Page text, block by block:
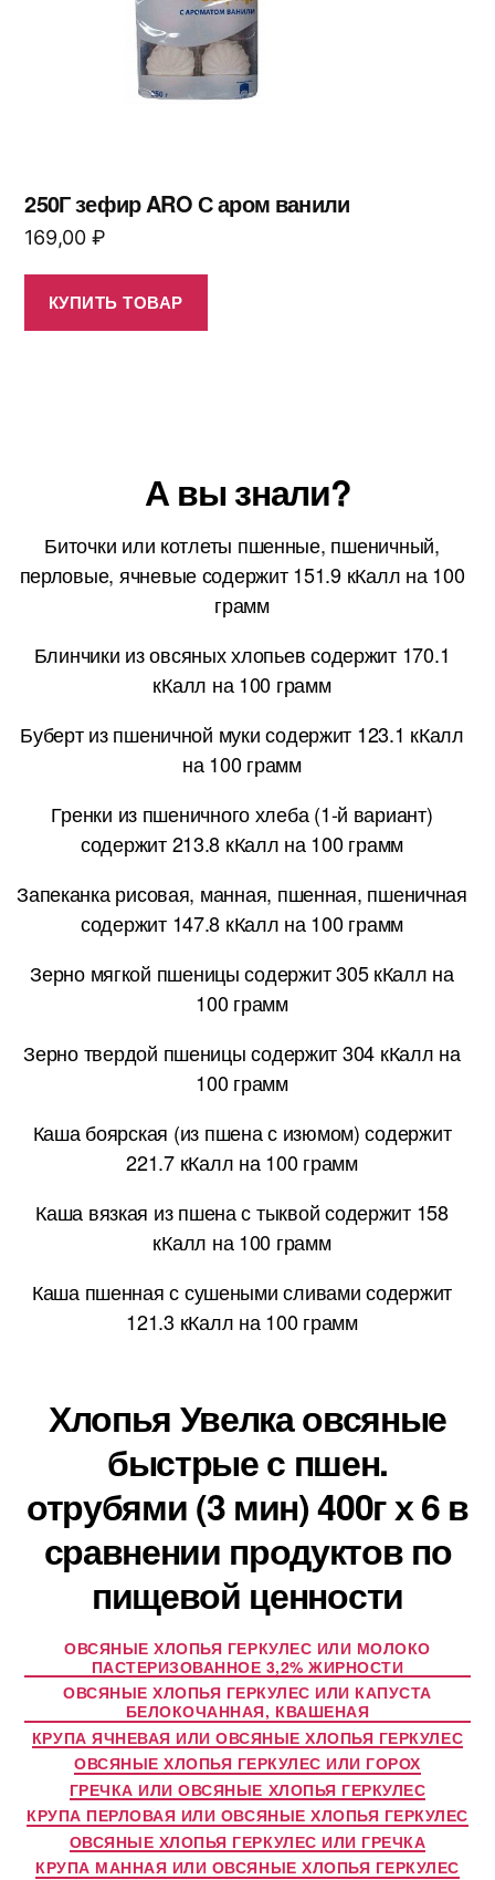
250Г зефир ARO С аром ванили
169,00 ₽
КУПИТЬ ТОВАР
А вы знали?
Биточки или котлеты пшенные, пшеничный,
перловые, ячневые содержит 151.9 кКалл на 100
грамм
Блинчики из овсяных хлопьев содержит 170.1
кКалл на 100 грамм
Буберт из пшеничной муки содержит 123.1 кКалл
на 100 грамм
Гренки из пшеничного хлеба (1-й вариант)
содержит 213.8 кКалл на 100 грамм
Запеканка рисовая, манная, пшенная, пшеничная
содержит 147.8 кКалл на 100 грамм
Зерно мягкой пшеницы содержит 305 кКалл на
100 грамм
Зерно твердой пшеницы содержит 304 кКалл на
100 грамм
Каша боярская (из пшена с изюмом) содержит
221.7 кКалл на 100 грамм
Каша вязкая из пшена с тыквой содержит 158
кКалл на 100 грамм
Каша пшенная с сушеными сливами содержит
121.3 кКалл на 100 грамм
Хлопья Увелка овсяные
быстрые с пшен.
отрубями (3 мин) 400г х 6 в
сравнении продуктов по
пищевой ценности
ОВСЯНЫЕ ХЛОПЬЯ ГЕРКУЛЕС ИЛИ МОЛОКО
ПАСТЕРИЗОВАННОЕ 3,2% ЖИРНОСТИ
ОВСЯНЫЕ ХЛОПЬЯ ГЕРКУЛЕС ИЛИ КАПУСТА
БЕЛОКОЧАННАЯ, КВАШЕНАЯ
КРУПА ЯЧНЕВАЯ ИЛИ ОВСЯНЫЕ ХЛОПЬЯ ГЕРКУЛЕС
ОВСЯНЫЕ ХЛОПЬЯ ГЕРКУЛЕС ИЛИ ГОРОХ
ГРЕЧКА ИЛИ ОВСЯНЫЕ ХЛОПЬЯ ГЕРКУЛЕС
КРУПА ПЕРЛОВАЯ ИЛИ ОВСЯНЫЕ ХЛОПЬЯ ГЕРКУЛЕС
ОВСЯНЫЕ ХЛОПЬЯ ГЕРКУЛЕС ИЛИ ГРЕЧКА
КРУПА МАННАЯ ИЛИ ОВСЯНЫЕ ХЛОПЬЯ ГЕРКУЛЕС